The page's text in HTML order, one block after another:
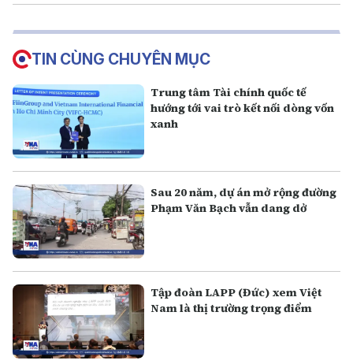
TIN CÙNG CHUYÊN MỤC
Trung tâm Tài chính quốc tế
hướng tới vai trò kết nối dòng vốn
xanh
Sau 20 năm, dự án mở rộng đường
Phạm Văn Bạch vẫn dang dở
Tập đoàn LAPP (Đức) xem Việt
Nam là thị trường trọng điểm